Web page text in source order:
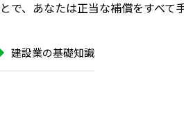
とで、あなたは正当な補償をすべ
建設業の基礎知識